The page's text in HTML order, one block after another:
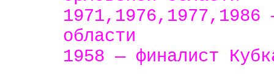
1971,1976,1977,1986
области
1958 — финалист